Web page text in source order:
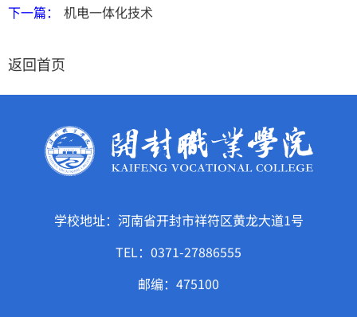
下一篇：
机电一体化技术
返回首页
学校地址：河南省开封市祥符区黄龙大道1号
TEL：0371-27886555
邮编：475100